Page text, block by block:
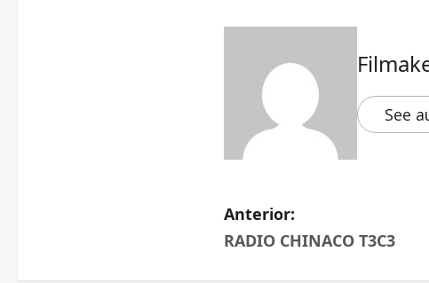
See
Anterior:
RADIO CHINACO T3C3